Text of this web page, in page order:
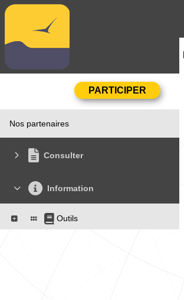
Nos partenaires
Consulter
Information
Outils